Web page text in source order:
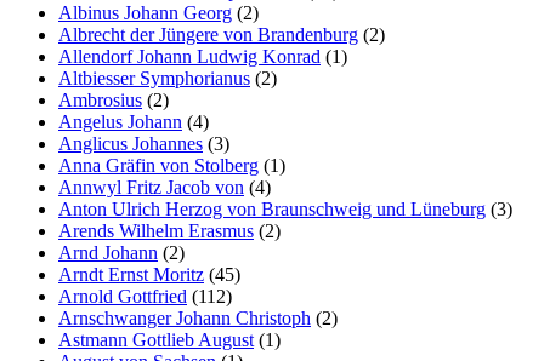
Albinus Johann Georg (2)
Albrecht der Jüngere von Brandenburg (2)
Allendorf Johann Ludwig Konrad (1)
Altbiesser Symphorianus (2)
Ambrosius (2)
Angelus Johann (4)
Anglicus Johannes (3)
Anna Gräfin von Stolberg (1)
Annwyl Fritz Jacob von (4)
Anton Ulrich Herzog von Braunschweig und Lüneburg (3)
Arends Wilhelm Erasmus (2)
Arnd Johann (2)
Arndt Ernst Moritz (45)
Arnold Gottfried (112)
Arnschwanger Johann Christoph (2)
Astmann Gottlieb August (1)